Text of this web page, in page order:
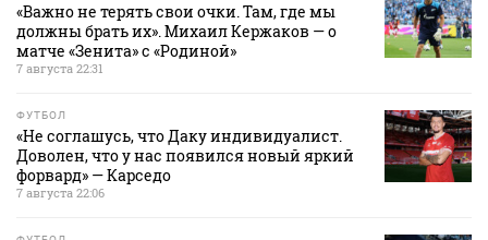
«Важно не терять свои очки. Там, где мы
должны брать их». Михаил Кержаков — о
матче «Зенита» с «Родиной»
7 августа 22:31
ФУТБОЛ
«Не соглашусь, что Даку индивидуалист.
Доволен, что у нас появился новый яркий
форвард» — Карседо
7 августа 22:06